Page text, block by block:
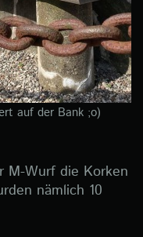
auf der Bank ;o)
M-Wurf die Korken
nämlich 10